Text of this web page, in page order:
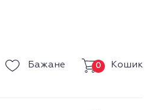
Бажане Кошик
0